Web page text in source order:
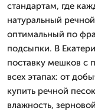
стандартам, где
натуральный
оптимальный по
подсыпки. В
поставку мешков с
всех этапах: от
купить речной
влажность,